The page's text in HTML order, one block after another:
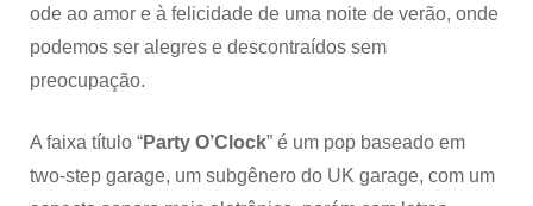
ode ao amor e à felicidade de uma noite de verão, onde
podemos ser alegres e descontraídos sem
preocupação.
A faixa título “Party O’Clock” é um pop baseado em
two-step garage, um subgênero do UK garage, com um